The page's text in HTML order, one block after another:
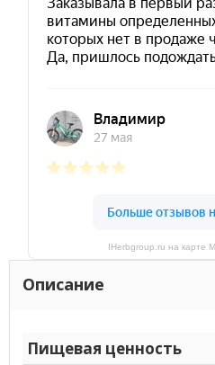
IHerbgroup.ru на карте
Описание
Пищевая ценность